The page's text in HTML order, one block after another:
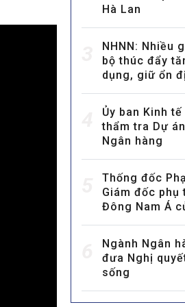
MULTIMEDIA
Video
Photos
Hà Lan
NHNN: Nhiều
bộ thúc đẩy
dụng, giữ ổn
Ủy ban Kinh
thẩm tra Dự
Ngân hàng
Thống đốc
Giám đốc phụ
Đông Nam Á
Ngành Ngân
đưa Nghị
sống